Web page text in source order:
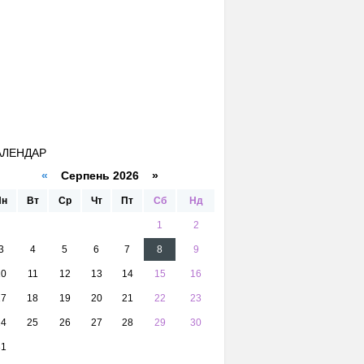
« Серпень 2026 »
Вт Ср Чт Пт Сб Нд
1 2
4 5 6 7 8 9
11 12 13 14 15 16
18 19 20 21 22 23
25 26 27 28 29 30